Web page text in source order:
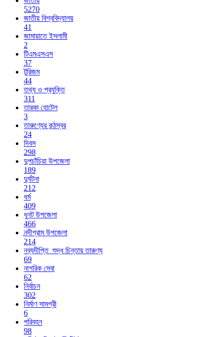
5270
জাতীয় বিশ্ববিদ্যালয়
41
জামায়াতে ইসলামী
2
টিএমএসএস
37
টুরিজম
44
তথ্য ও প্রযুক্তি
311
তারকা হোটেল
3
তারুণ্যের কন্ঠস্বর
24
দিবস
298
দুপচাঁচিয়া উপজেলা
189
দুর্ঘটনা
212
ধর্ম
409
ধুনট উপজেলা
466
নন্দীগ্রাম উপজেলা
214
নব্যদীপ্তি_শুদ্ধ চিন্তায় তারুণ্য
69
নাগরিক সেবা
62
নির্বাচন
302
নির্মাণ সামগ্রী
6
পরিবহন
98